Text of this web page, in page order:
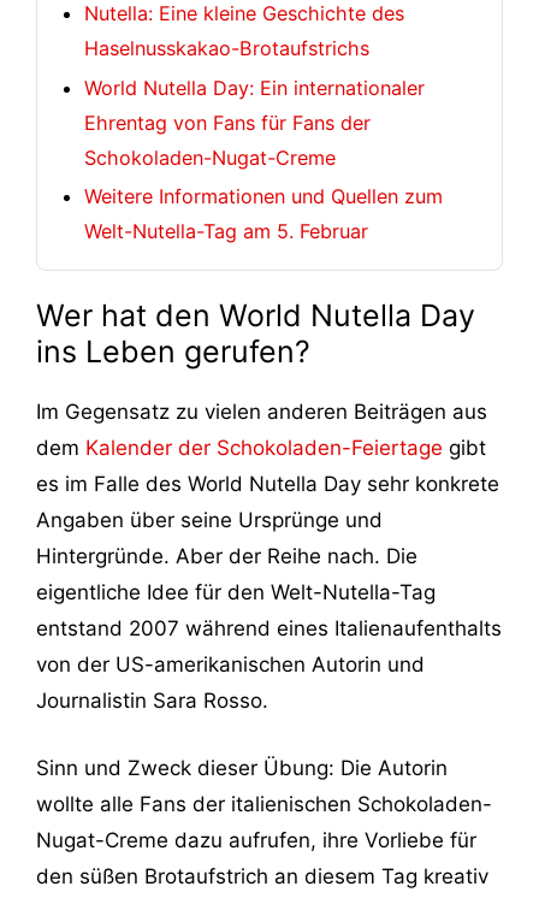
Nutella: Eine kleine Geschichte des
Haselnusskakao-Brotaufstrichs
World Nutella Day: Ein internationaler
Ehrentag von Fans für Fans der
Schokoladen-Nugat-Creme
Weitere Informationen und Quellen zum
Welt-Nutella-Tag am 5. Februar
Wer hat den World Nutella Day
ins Leben gerufen?
Im Gegensatz zu vielen anderen Beiträgen aus
dem Kalender der Schokoladen-Feiertage gibt
es im Falle des World Nutella Day sehr konkrete
Angaben über seine Ursprünge und
Hintergründe. Aber der Reihe nach. Die
eigentliche Idee für den Welt-Nutella-Tag
entstand 2007 während eines Italienaufenthalts
von der US-amerikanischen Autorin und
Journalistin Sara Rosso.
Sinn und Zweck dieser Übung: Die Autorin
wollte alle Fans der italienischen Schokoladen-
Nugat-Creme dazu aufrufen, ihre Vorliebe für
den süßen Brotaufstrich an diesem Tag kreativ